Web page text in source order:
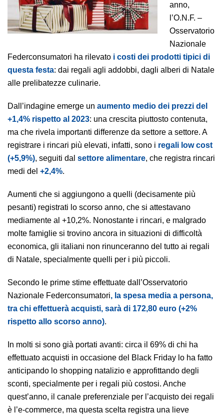
anno,
l’O.N.F. –
Osservatorio
Nazionale
Federconsumatori ha rilevato i costi dei prodotti tipici di
questa festa: dai regali agli addobbi, dagli alberi di Natale
alle prelibatezze culinarie.
Dall’indagine emerge un aumento medio dei prezzi del
+1,4% rispetto al 2023: una crescita piuttosto contenuta,
ma che rivela importanti differenze da settore a settore. A
registrare i rincari più elevati, infatti, sono i regali low cost
(+5,9%), seguiti dal settore alimentare, che registra rincari
medi del +2,4%.
Aumenti che si aggiungono a quelli (decisamente più
pesanti) registrati lo scorso anno, che si attestavano
mediamente al +10,2%. Nonostante i rincari, e malgrado
molte famiglie si trovino ancora in situazioni di difficoltà
economica, gli italiani non rinunceranno del tutto ai regali
di Natale, specialmente quelli per i più piccoli.
Secondo le prime stime effettuate dall’Osservatorio
Nazionale Federconsumatori, la spesa media a persona,
tra chi effettuerà acquisti, sarà di 172,80 euro (+2%
rispetto allo scorso anno).
In molti si sono già portati avanti: circa il 69% di chi ha
effettuato acquisti in occasione del Black Friday lo ha fatto
anticipando lo shopping natalizio e approfittando degli
sconti, specialmente per i regali più costosi. Anche
quest’anno, il canale preferenziale per l’acquisto dei regali
è l’e-commerce, ma questa scelta registra una lieve